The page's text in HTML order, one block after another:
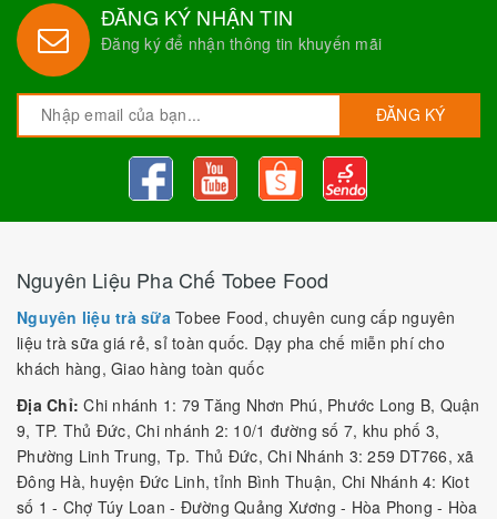
ĐĂNG KÝ NHẬN TIN
Đăng ký để nhận thông tin khuyến mãi
ĐĂNG KÝ
Nguyên Liệu Pha Chế Tobee Food
Nguyên liệu trà sữa Tobee Food, chuyên cung cấp nguyên
liệu trà sữa giá rẻ, sỉ toàn quốc. Dạy pha chế miễn phí cho
khách hàng, Giao hàng toàn quốc
Địa Chỉ: Chi nhánh 1: 79 Tăng Nhơn Phú, Phước Long B, Quận
9, TP. Thủ Đức, Chi nhánh 2: 10/1 đường số 7, khu phố 3,
Phường Linh Trung, Tp. Thủ Đức, Chi Nhánh 3: 259 DT766, xã
Đông Hà, huyện Đức Linh, tỉnh Bình Thuận, Chi Nhánh 4: Kiot
số 1 - Chợ Túy Loan - Đường Quảng Xương - Hòa Phong - Hòa